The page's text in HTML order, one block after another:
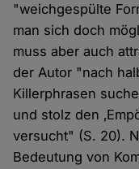
"weichgespülte
man sich doch
muss aber auch
der Autor "nach
Killerphrasen
und stolz den
versucht" (S. 20).
Bedeutung von